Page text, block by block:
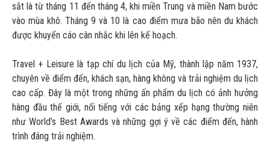
sắt là từ tháng 11 đến tháng 4, khi miền Trung và miền Nam bước
vào mùa khô. Tháng 9 và 10 là cao điểm mưa bão nên du khách
được khuyến cáo cân nhắc khi lên kế hoạch.
Travel + Leisure là tạp chí du lịch của Mỹ, thành lập năm 1937,
chuyên về điểm đến, khách sạn, hàng không và trải nghiệm du lịch
cao cấp. Đây là một trong những ấn phẩm du lịch có ảnh hưởng
hàng đầu thế giới, nổi tiếng với các bảng xếp hạng thường niên
như World’s Best Awards và những gợi ý về các điểm đến, hành
trình đáng trải nghiệm.